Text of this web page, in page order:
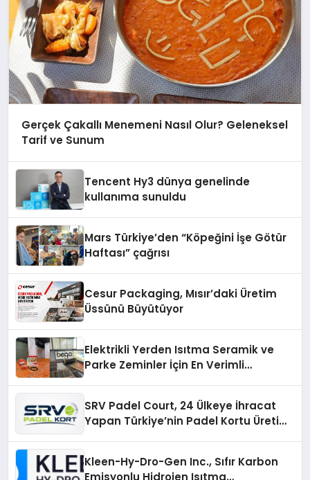
Gerçek Çakallı Menemeni Nasıl Olur? Geleneksel
Tarif ve Sunum
Tencent Hy3 dünya genelinde
kullanıma sunuldu
Mars Türkiye’den “Köpeğini İşe Götür
Haftası” çağrısı
Cesur Packaging, Mısır’daki Üretim
Üssünü Büyütüyor
Elektrikli Yerden Isıtma Seramik ve
Parke Zeminler İçin En Verimli
SRV Padel Court, 24 Ülkeye İhracat
Yapan Türkiye’nin Padel Kortu Üretim
Kleen-Hy-Dro-Gen Inc., Sıfır Karbon
Emisyonlu Hidrojen Isıtma